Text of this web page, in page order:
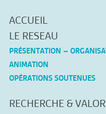
ACCUEIL
LE RESEAU
PRÉSENTATION –
ANIMATION
OPÉRATIONS SOUTENUES
RECHERCHE &